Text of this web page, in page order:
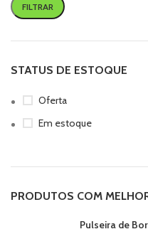
FILTRAR
STATUS DE ESTOQUE
Oferta
Em estoque
PRODUTOS COM
Pulseira de